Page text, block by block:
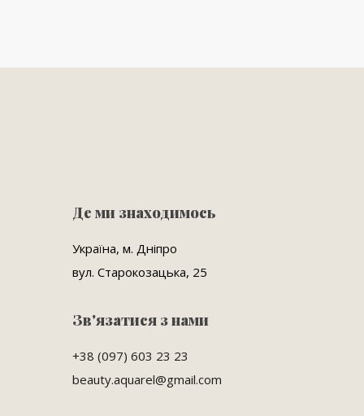
Де ми знаходимось
Україна, м. Дніпро
вул. Старокозацька, 25
Зв'язатися з нами
+38 (097) 603 23 23
beauty.aquarel@gmail.com